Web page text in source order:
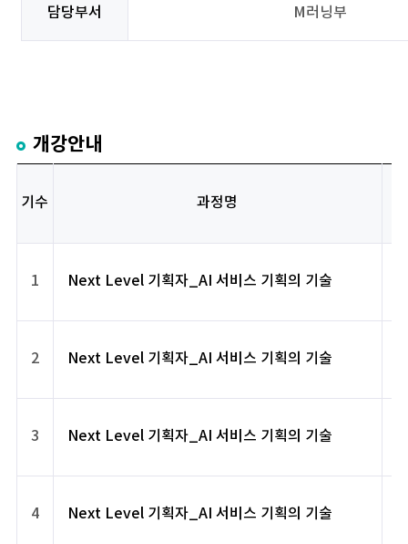
담당부서 M러닝부
개강안내
기수 과정명
1 Next Level 기획자_AI 서비스 기획의 기술
2 Next Level 기획자_AI 서비스 기획의 기술
3 Next Level 기획자_AI 서비스 기획의 기술
4 Next Level 기획자_AI 서비스 기획의 기술